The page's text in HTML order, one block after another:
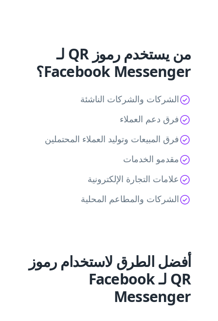
من يستخدم رموز QR لـ
Facebook Messenger؟
الشركات والشركات الناشئة
فرق دعم العملاء
فرق المبيعات وتوليد العملاء المحتملين
مقدمو الخدمات
علامات التجارة الإلكترونية
الشركات والمطاعم المحلية
أفضل الطرق لاستخدام رموز
QR لـ Facebook
Messenger